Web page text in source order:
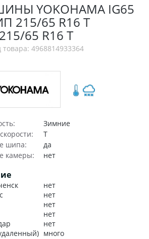
YOKOHAMA IG65
215/65 R16 T
215/65 R16 T
товара: 4968814933364
Зимние
T
шипа:
да
камеры:
нет
нет
нет
нет
нет
нет
много